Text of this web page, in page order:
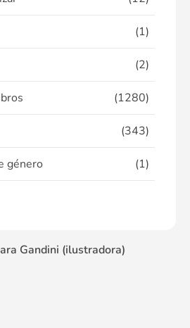
(1)
(2)
(1280)
(343)
género (1)
Gandini (ilustradora)